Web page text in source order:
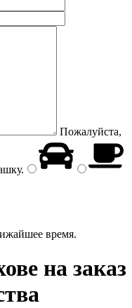
Пожалуйста,
.
время.
на заказ